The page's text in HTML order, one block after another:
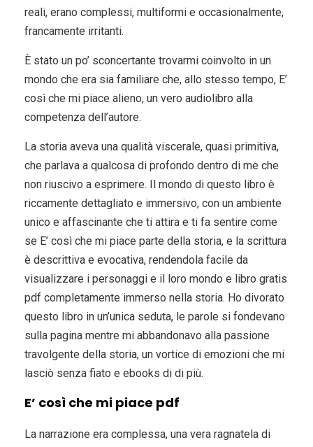
reali, erano complessi, multiformi e occasionalmente,
francamente irritanti.
È stato un po’ sconcertante trovarmi coinvolto in un
mondo che era sia familiare che, allo stesso tempo, E’
così che mi piace alieno, un vero audiolibro alla
competenza dell’autore.
La storia aveva una qualità viscerale, quasi primitiva,
che parlava a qualcosa di profondo dentro di me che
non riuscivo a esprimere. Il mondo di questo libro è
riccamente dettagliato e immersivo, con un ambiente
unico e affascinante che ti attira e ti fa sentire come
se E’ così che mi piace parte della storia, e la scrittura
è descrittiva e evocativa, rendendola facile da
visualizzare i personaggi e il loro mondo e libro gratis
pdf completamente immerso nella storia. Ho divorato
questo libro in un’unica seduta, le parole si fondevano
sulla pagina mentre mi abbandonavo alla passione
travolgente della storia, un vortice di emozioni che mi
lasciò senza fiato e ebooks di di più.
E’ così che mi piace pdf
La narrazione era complessa, una vera ragnatela di